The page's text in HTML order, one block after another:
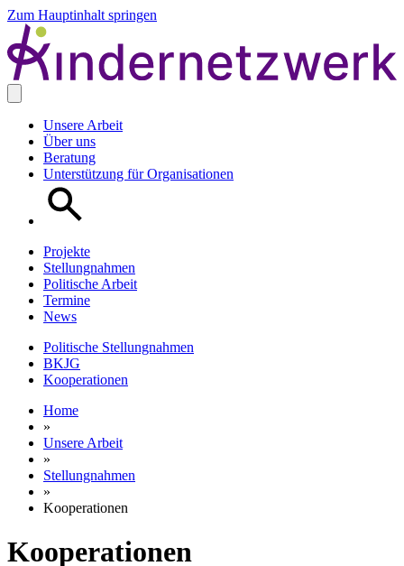
Zum Hauptinhalt springen
Unsere Arbeit
Über uns
Beratung
Unterstützung für Organisationen
Projekte
Stellungnahmen
Politische Arbeit
Termine
News
Politische Stellungnahmen
BKJG
Kooperationen
Home
»
Unsere Arbeit
»
Stellungnahmen
»
Kooperationen
Kooperationen